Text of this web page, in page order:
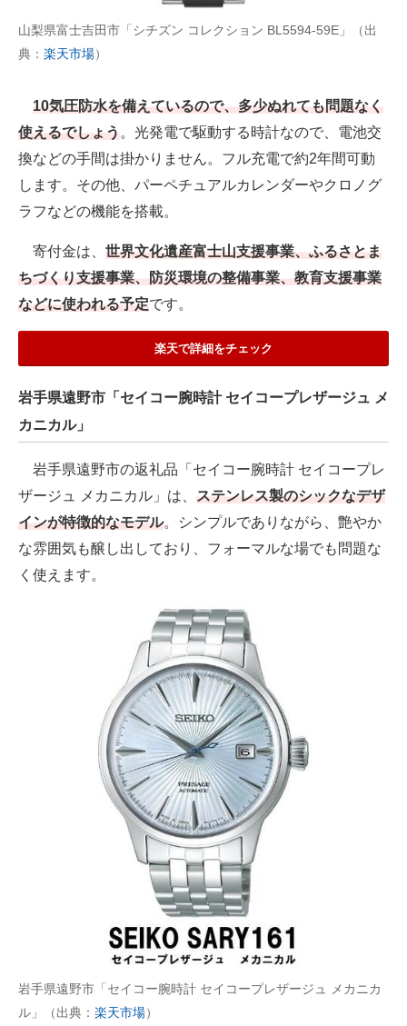
山梨県富士吉田市「シチズン コレクション BL5594-59E」（出
典： 楽天市場）
10気圧防水を備えているので、多少ぬれても問題なく
使えるでしょう。光発電で駆動する時計なので、電池交
換などの手間は掛かりません。フル充電で約2年間可動
します。その他、パーペチュアルカレンダーやクロノグ
ラフなどの機能を搭載。
寄付金は、 世界文化遺産富士山支援事業、ふるさとま
ちづくり支援事業、防災環境の整備事業、教育支援事業
などに使われる予定です。
楽天で詳細をチェック
岩手県遠野市「セイコー腕時計 セイコープレザージュ メ
カニカル」
岩手県遠野市の返礼品「セイコー腕時計 セイコープレ
ザージュ メカニカル」は、 ステンレス製のシックなデザ
インが特徴的なモデル。シンプルでありながら、艶やか
な雰囲気も醸し出しており、フォーマルな場でも問題な
く使えます。
岩手県遠野市「セイコー腕時計 セイコープレザージュ メカニカ
ル」（出典： 楽天市場）